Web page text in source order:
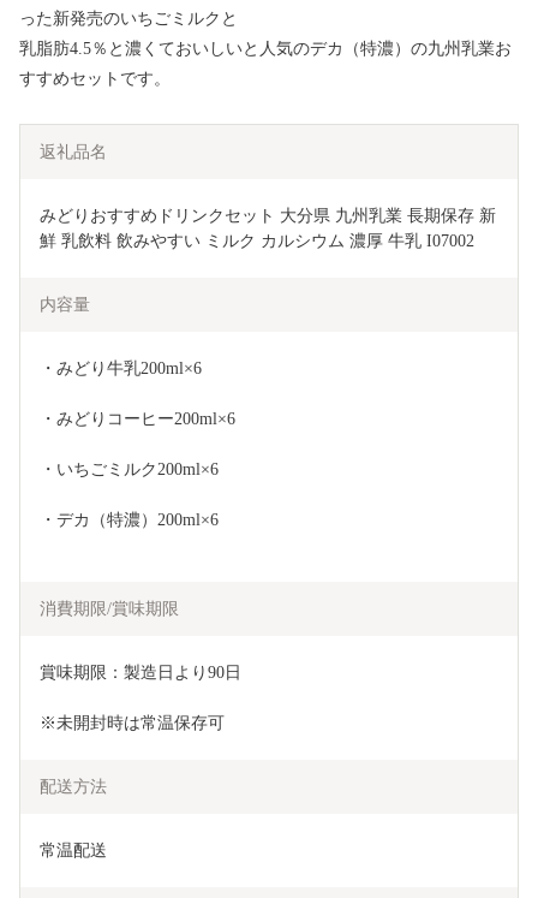
った新発売のいちごミルクと
乳脂肪4.5％と濃くておいしいと人気のデカ（特濃）の九州乳業お
すすめセットです。
返礼品名
みどりおすすめドリンクセット 大分県 九州乳業 長期保存 新
鮮 乳飲料 飲みやすい ミルク カルシウム 濃厚 牛乳 I07002
内容量
・みどり牛乳200ml×6
・みどりコーヒー200ml×6
・いちごミルク200ml×6
・デカ（特濃）200ml×6
消費期限/賞味期限
賞味期限：製造日より90日
※未開封時は常温保存可
配送方法
常温配送